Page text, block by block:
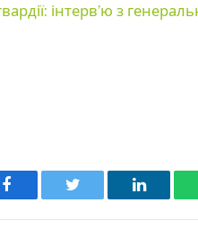
інтерв’ю з
Facebook Twitter